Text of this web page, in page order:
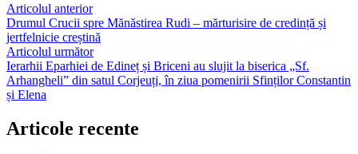
Articolul anterior
Drumul Crucii spre Mănăstirea Rudi – mărturisire de credință și
jertfelnicie creștină
Articolul următor
Ierarhii Eparhiei de Edineț și Briceni au slujit la biserica „Sf.
Arhangheli” din satul Corjeuți, în ziua pomenirii Sfinților Constantin
și Elena
Articole recente